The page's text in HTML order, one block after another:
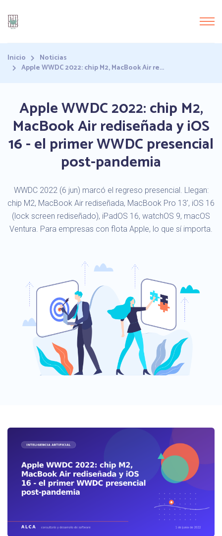
Inicio
Noticias
Apple WWDC 2022: chip M2, MacBook Air re...
Apple WWDC 2022: chip M2,
MacBook Air rediseñada y iOS
16 - el primer WWDC presencial
post-pandemia
WWDC 2022 (6 jun) marcó el regreso presencial. Llegan:
chip M2, MacBook Air rediseñada, MacBook Pro 13', iOS 16
(lock screen rediseñado), iPadOS 16, watchOS 9, macOS
Ventura. Para empresas con flota Apple, lo que sí importa.